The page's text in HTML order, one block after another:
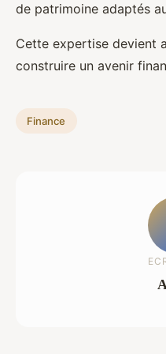
de patrimoine adaptés
Cette expertise devient
construire un avenir
Finance